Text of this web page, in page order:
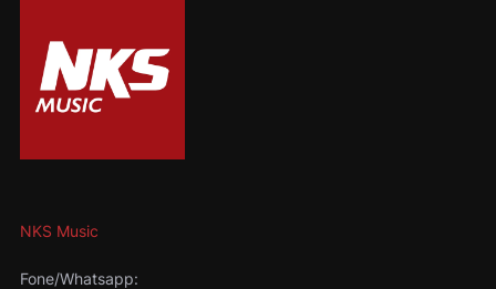
NKS Music
Fone/Whatsapp: